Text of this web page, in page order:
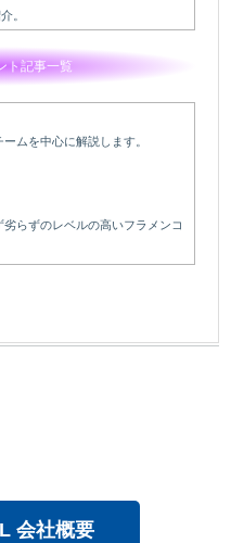
。
ト記事一覧
ムを中心に解説します。
らずのレベルの高いフラメンコ
会社概要